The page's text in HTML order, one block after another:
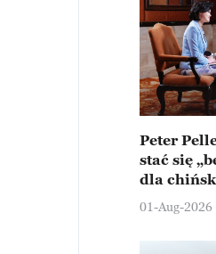
Peter
stać się
dla
01-Aug-2026